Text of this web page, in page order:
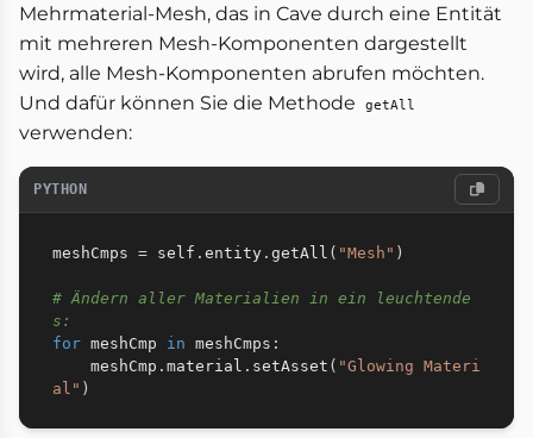
Mehrmaterial-Mesh, das in Cave durch eine Entität
mit mehreren Mesh-Komponenten dargestellt
wird, alle Mesh-Komponenten abrufen möchten.
Und dafür können Sie die Methode
getAll
verwenden:
PYTHON
meshCmps = self . entity . getAll ( "Mesh" )
# Ändern aller Materialien in ein leuchtende
s:
for meshCmp in meshCmps :
    meshCmp
. material . setAsset ( "Glowing Materi
al" )